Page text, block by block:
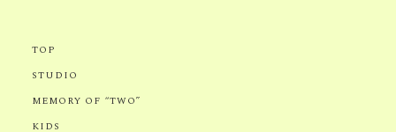
TOP
STUDIO
MEMORY OF “TWO”
KIDS